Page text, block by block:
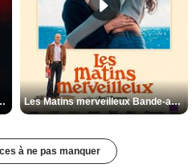
annonce VO STFR Les Matins merveilleux Bande-annonce VF
à ne pas manquer